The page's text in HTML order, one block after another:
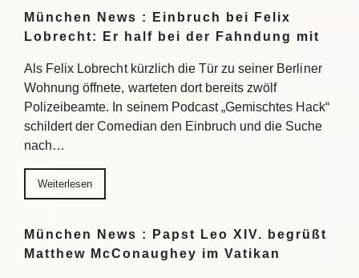
München News : Einbruch bei Felix
Lobrecht: Er half bei der Fahndung mit
Als Felix Lobrecht kürzlich die Tür zu seiner Berliner
Wohnung öffnete, warteten dort bereits zwölf
Polizeibeamte. In seinem Podcast „Gemischtes Hack“
schildert der Comedian den Einbruch und die Suche
nach…
Weiterlesen
München News : Papst Leo XIV. begrüßt
Matthew McConaughey im Vatikan